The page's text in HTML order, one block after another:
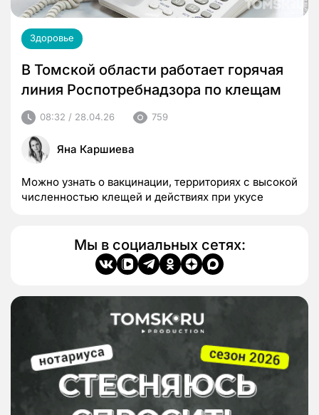
Здоровье
В Томской области работает горячая
линия Роспотребнадзора по клещам
08:32 / 28.04.26 759
Яна Каршиева
Можно узнать о вакцинации, территориях с высокой
численностью клещей и действиях при укусе
Мы в социальных сетях: